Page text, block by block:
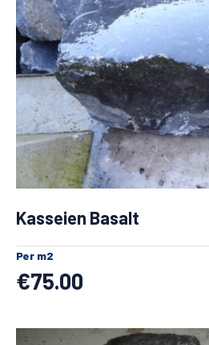
Kasseien Basalt
Per m2
€75.00